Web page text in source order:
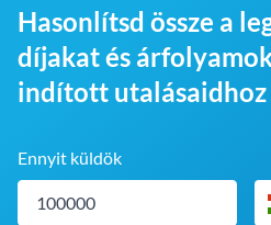
Hasonlítsd össze a
díjakat és
indított utalásaidhoz
Ennyit küldök